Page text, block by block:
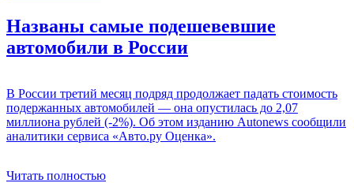
Названы самые подешевевшие
автомобили в России
В России третий месяц подряд продолжает падать стоимость
подержанных автомобилей — она опустилась до 2,07
миллиона рублей (-2%). Об этом изданию Autonews сообщили
аналитики сервиса «Авто.ру Оценка».
Читать полностью